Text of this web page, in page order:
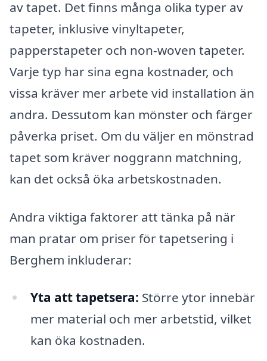
av tapet. Det finns många olika typer av
tapeter, inklusive vinyltapeter,
papperstapeter och non-woven tapeter.
Varje typ har sina egna kostnader, och
vissa kräver mer arbete vid installation än
andra. Dessutom kan mönster och färger
påverka priset. Om du väljer en mönstrad
tapet som kräver noggrann matchning,
kan det också öka arbetskostnaden.
Andra viktiga faktorer att tänka på när
man pratar om priser för tapetsering i
Berghem inkluderar:
Yta att tapetsera: Större ytor innebär
mer material och mer arbetstid, vilket
kan öka kostnaden.